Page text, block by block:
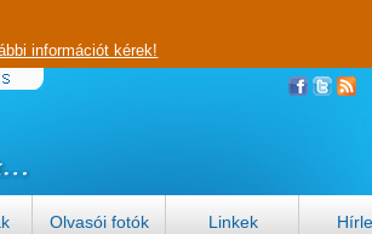
információt kérek!
Olvasói fotók Linkek